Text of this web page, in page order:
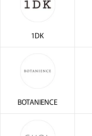
1DK
BOTANIENCE